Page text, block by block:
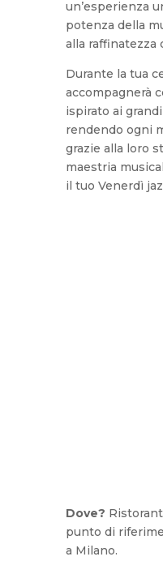
un’esperienza
potenza della
alla raffinatezza
Durante la tua
accompagnerà
ispirato ai
rendendo ogni
grazie alla loro
maestria
il tuo Venerdì
Dove?
punto di
a Milano.